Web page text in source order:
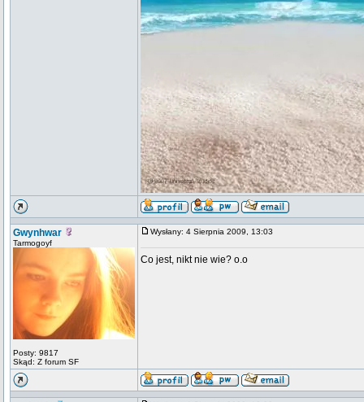
Gwynhwar
Tarmogoyf
Posty: 9817
Skąd: Z forum SF
Wysłany: 4 Sierpnia 2009, 13:03
Co jest, nikt nie wie? o.o